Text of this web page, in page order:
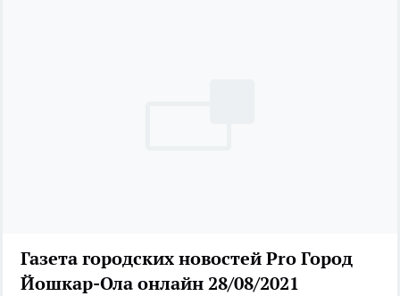
Газета городских новостей Pro Город
Йошкар-Ола онлайн 28/08/2021